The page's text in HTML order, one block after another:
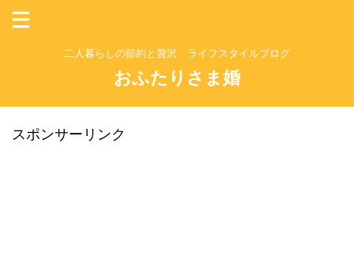
二人暮らしの節約と贅沢 ライフスタイルブログ
おふたりさま婚
スポンサーリンク